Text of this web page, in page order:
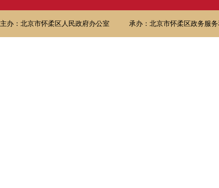
主办：北京市怀柔区人民政府办公室 承办：北京市怀柔区政务服